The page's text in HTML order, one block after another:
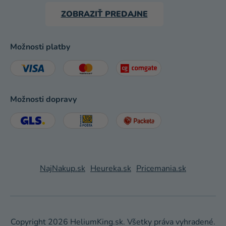
ZOBRAZIŤ PREDAJNE
Možnosti platby
Možnosti dopravy
NajNakup.sk Heureka.sk Pricemania.sk
Copyright 2026 HeliumKing.sk. Všetky práva vyhradené.